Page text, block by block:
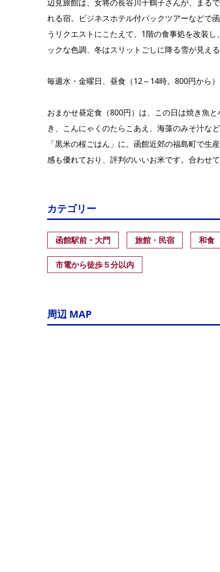
辺見旅館は、女将の長谷川千鶴子さんが、まる
れる宿。ビジネスホテル付パックツアーなどで
うリクエストにこたえて、1階の食事処を改装
ックな色調、冬はスリットごしに降る雪が見え
毎週水・金曜日、昼食（12～14時。800円から
おまかせ昼定食（800円）は、この日は焼き魚
き、こんにゃくのたらこあえ、海藻のみそ汁な
「黒米の桜ごはん」に。函館近郊の福島町で
感も優れており、評判のいいお米です。合わせ
カテゴリー
函館駅前・大門 旅館・民宿 和食
市電から徒歩５分以内
周辺 MAP